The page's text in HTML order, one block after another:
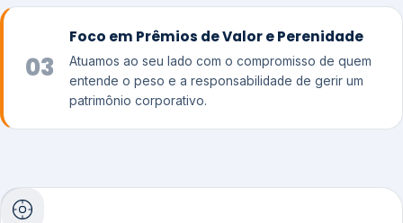
03
Foco em Prêmios de Valor e Perenidade
Atuamos ao seu lado com o compromisso de quem
entende o peso e a responsabilidade de gerir um
patrimônio corporativo.